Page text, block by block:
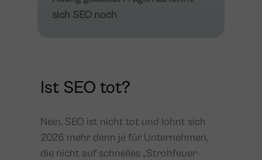
sich SEO noch
Ist SEO tot?
Nein, SEO ist nicht tot und lohnt sich
2026 mehr denn je für Unternehmen,
die nicht auf schnelles „Strohfeuer-